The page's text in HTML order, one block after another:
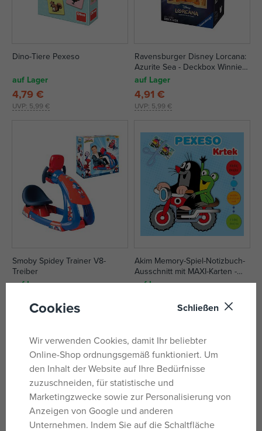
Dino-Tiere Pexeso
auf Lager
UVP: 5,99 €
4,79 €
Ravensburger Disney Lorcana:
Azurite Sea - Deckbox Winnie
Puuh, Hunny Wizard
auf Lager
UVP: 5,99 €
4,91 €
Smoby Spidey Trainer V8-
Treiber
auf Lager
99,99 €
Akim Memory-Spiel-Notizbuch-
Ausschnitt mit MAXI-Karten -
Maulwurf
auf Lager
Cookies Schließen
Wir verwenden Cookies, damit Ihr beliebter
Online-Shop ordnungsgemäß funktioniert. Um
den Inhalt der Website auf Ihre Bedürfnisse
zuzuschneiden, für statistische und
Marketingzwecke sowie zur Personalisierung von
Anzeigen von Google und anderen
Unternehmen. Indem Sie auf die Schaltfläche